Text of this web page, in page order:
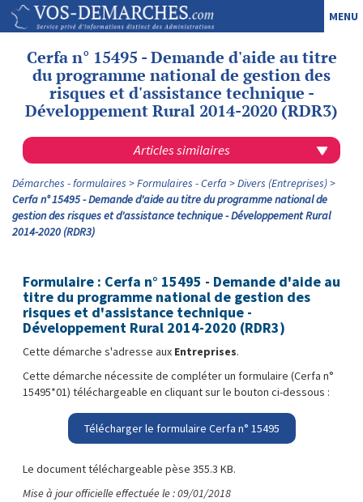
MENU
Cerfa n° 15495 - Demande d'aide au titre
du programme national de gestion des
risques et d'assistance technique -
Développement Rural 2014-2020 (RDR3)
Articles similaires
Démarches - formulaires Formulaires - Cerfa
Divers (Entreprises)
Cerfa n° 15495 - Demande d'aide au titre du programme national de
gestion des risques et d'assistance technique - Développement Rural
2014-2020 (RDR3)
Formulaire : Cerfa n° 15495 - Demande d'aide au
titre du programme national de gestion des
risques et d'assistance technique -
Développement Rural 2014-2020 (RDR3)
Cette démarche s'adresse aux Entreprises.
Cette démarche nécessite de compléter un formulaire (Cerfa n°
15495*01) téléchargeable en cliquant sur le bouton ci-dessous :
Télécharger le formulaire Cerfa n° 15495
Le document téléchargeable pèse 355.3 KB.
Mise à jour officielle effectuée le : 09/01/2018